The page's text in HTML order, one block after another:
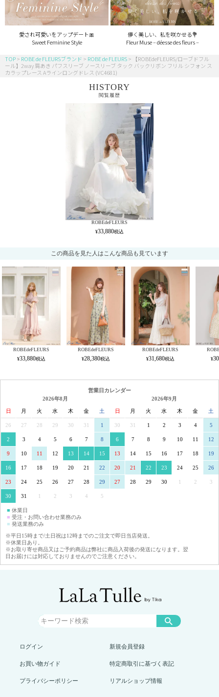
愛され可愛いをアップデート🎀
Sweet Feminine Style
儚く美しい、私を咲かせる💐
Fleur Muse – déesse des fleurs –
TOP ROBE de FLEURSブランド ROBE de FLEURS
【ROBEdeFLEURS/ローブドフル
ール】2way 肩あき パフスリーブ ノースリーブ タック バックリボン フリル シフォン ス
カラップレース Aラインロングドレス (VC4681)
HISTORY
閲覧履歴
ROBEdeFLEURS
33,880
この商品を見た人はこんな商品も見ています
ROBEdeFLEURS
33,880
ROBEdeFLEURS
28,380
ROBEdeFLEURS
31,680
営業日カレンダー
2026年8月
日 月 火 水 木 金 土
26 27 28 29 30 31 1
2 3 4 5 6 7 8
9 10 11 12 13 14 15
16 17 18 19 20 21 22
23 24 25 26 27 28 29
30 31 1 2 3 4 5
2026年9月
日 月 火 水 木 金 土
30 31 1 2 3 4 5
6 7 8 9 10 11 12
13 14 15 16 17 18 19
20 21 22 23 24 25 26
27 28 29 30 1 2 3
■ 休業日
■ 受注・お問い合わせ業務のみ
■ 発送業務のみ
※平日15時まで/土日祝は12時までのご注文で即日当店発送。
※休業日あり。
※お取り寄せ商品又はご予約商品は弊社に商品入荷後の発送になります。翌
日お届けには対応しておりませんのでご注意ください。
ログイン 新規会員登録
お買い物ガイド 特定商取引に基づく表記
プライバシーポリシー リアルショップ情報